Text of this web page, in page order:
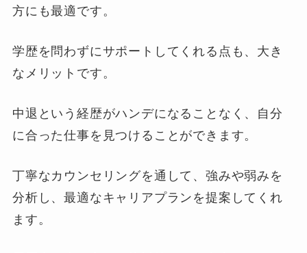
方にも最適です。
学歴を問わずにサポートしてくれる点も、大き
なメリットです。
中退という経歴がハンデになることなく、自分
に合った仕事を見つけることができます。
丁寧なカウンセリングを通して、強みや弱みを
分析し、最適なキャリアプランを提案してくれ
ます。